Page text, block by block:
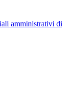
amministrativi di